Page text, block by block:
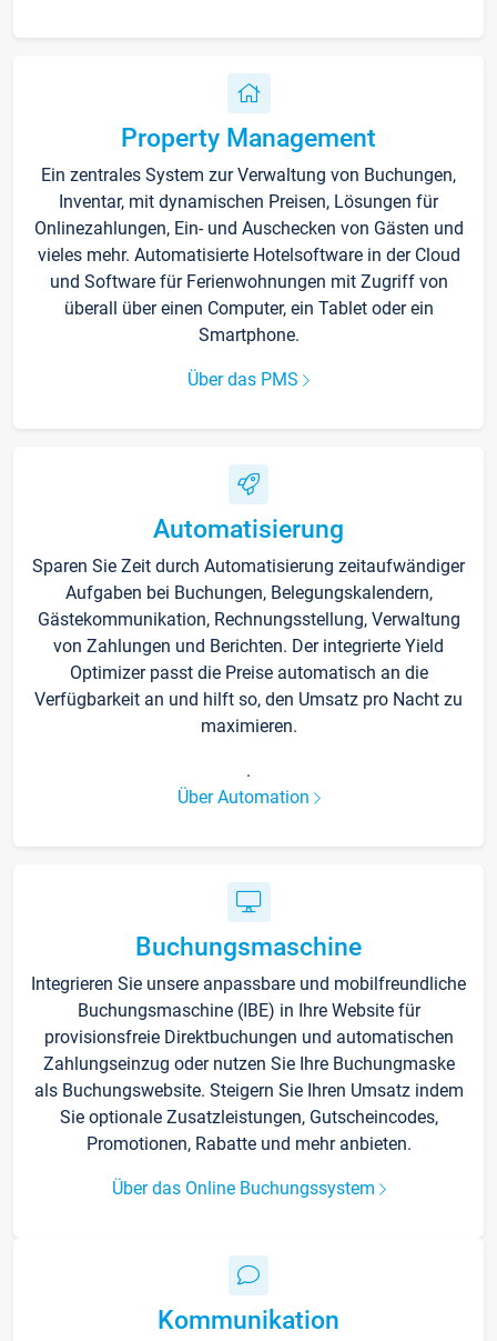
Property Management
Ein zentrales System zur Verwaltung von Buchungen,
Inventar, mit dynamischen Preisen, Lösungen für
Onlinezahlungen, Ein- und Auschecken von Gästen und
vieles mehr. Automatisierte Hotelsoftware in der Cloud
und Software für Ferienwohnungen mit Zugriff von
überall über einen Computer, ein Tablet oder ein
Smartphone.
Über das PMS
Automatisierung
Sparen Sie Zeit durch Automatisierung zeitaufwändiger
Aufgaben bei Buchungen, Belegungskalendern,
Gästekommunikation, Rechnungsstellung, Verwaltung
von Zahlungen und Berichten. Der integrierte Yield
Optimizer passt die Preise automatisch an die
Verfügbarkeit an und hilft so, den Umsatz pro Nacht zu
maximieren.
.
Über Automation
Buchungsmaschine
Integrieren Sie unsere anpassbare und mobilfreundliche
Buchungsmaschine (IBE) in Ihre Website für
provisionsfreie Direktbuchungen und automatischen
Zahlungseinzug oder nutzen Sie Ihre Buchungmaske
als Buchungswebsite. Steigern Sie Ihren Umsatz indem
Sie optionale Zusatzleistungen, Gutscheincodes,
Promotionen, Rabatte und mehr anbieten.
Über das Online Buchungssystem
Kommunikation